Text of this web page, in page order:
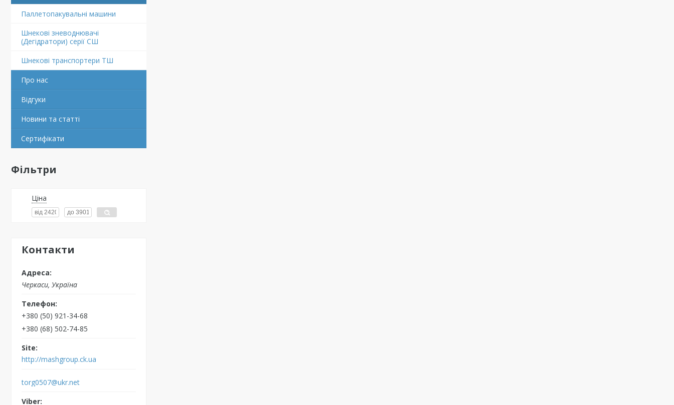
Паллетопакувальні машини
Шнекові зневоднювачі
(Дегідратори) серії СШ
Шнекові транспортери ТШ
Про нас
Відгуки
Новини та статті
Сертифікати
Фільтри
Ціна
Контакти
Черкаси, Україна
+380 (50) 921-34-68
+380 (68) 502-74-85
http://mashgroup.ck.ua
torg0507@ukr.net